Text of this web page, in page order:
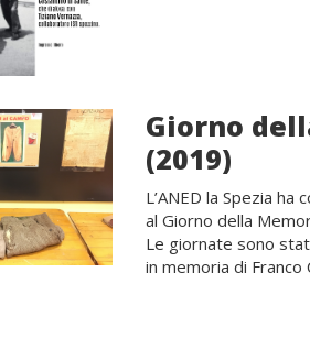
Giorno
(2019)
L’ANED la Spezia
al Giorno della
Le giornate sono
in memoria di